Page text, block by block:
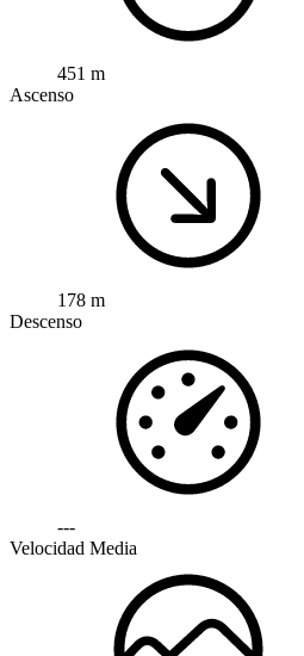
451 m
Ascenso
178 m
Descenso
---
Velocidad Media